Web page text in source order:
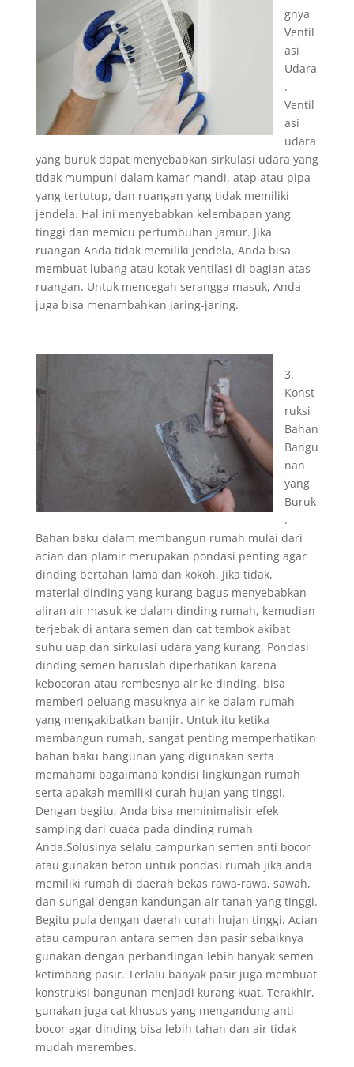
gnya
Ventil
asi
Udara
.
Ventil
asi
udara
yang buruk dapat menyebabkan sirkulasi udara yang
tidak mumpuni dalam kamar mandi, atap atau pipa
yang tertutup, dan ruangan yang tidak memiliki
jendela. Hal ini menyebabkan kelembapan yang
tinggi dan memicu pertumbuhan jamur. Jika
ruangan Anda tidak memiliki jendela, Anda bisa
membuat lubang atau kotak ventilasi di bagian atas
ruangan. Untuk mencegah serangga masuk, Anda
juga bisa menambahkan jaring-jaring.
3.
Konst
ruksi
Bahan
Bangu
nan
yang
Buruk
.
Bahan baku dalam membangun rumah mulai dari
acian dan plamir merupakan pondasi penting agar
dinding bertahan lama dan kokoh. Jika tidak,
material dinding yang kurang bagus menyebabkan
aliran air masuk ke dalam dinding rumah, kemudian
terjebak di antara semen dan cat tembok akibat
suhu uap dan sirkulasi udara yang kurang. Pondasi
dinding semen haruslah diperhatikan karena
kebocoran atau rembesnya air ke dinding, bisa
memberi peluang masuknya air ke dalam rumah
yang mengakibatkan banjir. Untuk itu ketika
membangun rumah, sangat penting memperhatikan
bahan baku bangunan yang digunakan serta
memahami bagaimana kondisi lingkungan rumah
serta apakah memiliki curah hujan yang tinggi.
Dengan begitu, Anda bisa meminimalisir efek
samping dari cuaca pada dinding rumah
Anda.Solusinya selalu campurkan semen anti bocor
atau gunakan beton untuk pondasi rumah jika anda
memiliki rumah di daerah bekas rawa-rawa, sawah,
dan sungai dengan kandungan air tanah yang tinggi.
Begitu pula dengan daerah curah hujan tinggi. Acian
atau campuran antara semen dan pasir sebaiknya
gunakan dengan perbandingan lebih banyak semen
ketimbang pasir. Terlalu banyak pasir juga membuat
konstruksi bangunan menjadi kurang kuat. Terakhir,
gunakan juga cat khusus yang mengandung anti
bocor agar dinding bisa lebih tahan dan air tidak
mudah merembes.